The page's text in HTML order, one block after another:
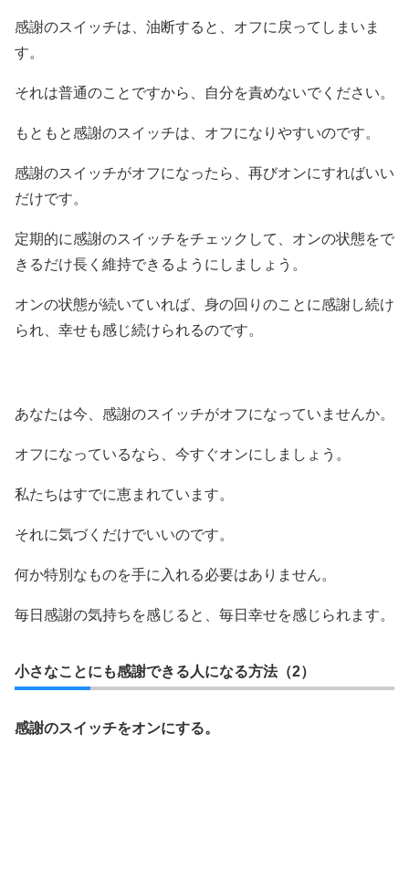
感謝のスイッチは、油断すると、オフに戻ってしまいま
す。
それは普通のことですから、自分を責めないでください。
もともと感謝のスイッチは、オフになりやすいのです。
感謝のスイッチがオフになったら、再びオンにすればいい
だけです。
定期的に感謝のスイッチをチェックして、オンの状態をで
きるだけ長く維持できるようにしましょう。
オンの状態が続いていれば、身の回りのことに感謝し続け
られ、幸せも感じ続けられるのです。
あなたは今、感謝のスイッチがオフになっていませんか。
オフになっているなら、今すぐオンにしましょう。
私たちはすでに恵まれています。
それに気づくだけでいいのです。
何か特別なものを手に入れる必要はありません。
毎日感謝の気持ちを感じると、毎日幸せを感じられます。
小さなことにも感謝できる人になる方法（2）
感謝のスイッチをオンにする。